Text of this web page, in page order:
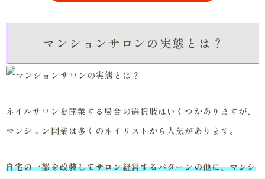
マンションサロンの実態とは？
ネイルサロンを開業する場合の選択肢はいくつかありますが、
マンション開業は多くのネイリストから人気があります。
自宅の一部を改装してサロン経営するパターンの他に、マンシ